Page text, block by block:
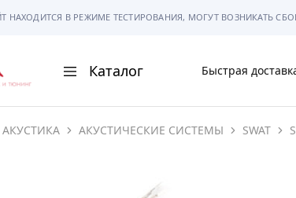
НАХОДИТСЯ В РЕЖИМЕ ТЕСТИРОВАНИЯ, МОГУТ ВОЗНИКАТЬ
Каталог
АВТОМАГНИТОЛЫ
Быстрая
АКУСТИКА АКУСТИЧЕСКИЕ СИСТЕМЫ SWAT